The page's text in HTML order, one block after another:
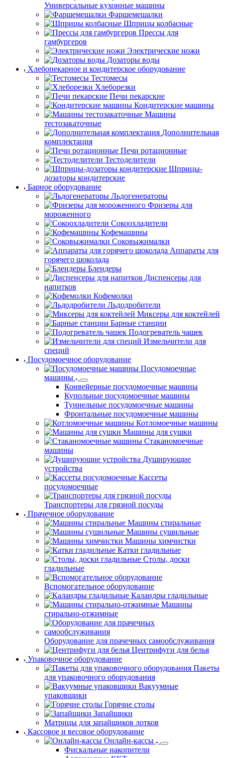
Универсальные кухонные машины
Фаршемешалки
Шприцы колбасные
Прессы для
гамбургеров
Электрические ножи
Дозаторы воды
Хлебопекарное и кондитерское оборудование
Тестомесы
Хлеборезки
Печи пекарские
Кондитерские машины
Машины
тестозакаточные
Дополнительная
комплектация
Печи ротационные
Тестоделители
Шприцы-
дозаторы кондитерские
Барное оборудование
Льдогенераторы
Фризеры для
мороженного
Сокоохладители
Кофемашины
Соковыжималки
Аппараты для
горячего шоколада
Блендеры
Диспенсеры для
напитков
Кофемолки
Льдодробители
Миксеры для коктейлей
Барные станции
Подогреватель чашек
Измельчители для
специй
Посудомоечное оборудование
Посудомоечные
машины
Конвейерные посудомоечные машины
Купольные посудомоечные машины
Туннельные посудомоечные машины
Фронтальные посудомоечные машины
Котломоечные машины
Машины для сушки
Стаканомоечные
машины
Душирующие
устройства
Кассеты
посудомоечные
Транспортеры для грязной посуды
Прачечное оборудование
Машины стиральные
Машины сушильные
Машины химчистки
Катки гладильные
Столы, доски
гладильные
Вспомогательное оборудование
Каландры гладильные
Машины
стирально-отжимные
Оборудование для прачечных самообслуживания
Центрифуги для белья
Упаковочное оборудование
Пакеты
для упаковочного оборудования
Вакуумные
упаковщики
Горячие столы
Запайщики
Матрицы для запайщиков лотков
Кассовое и весовое оборудование
Онлайн-кассы
Фискальные накопители